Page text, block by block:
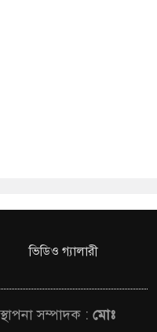
ভিডিও গ্যালারী
সম্পাদক : মোঃ